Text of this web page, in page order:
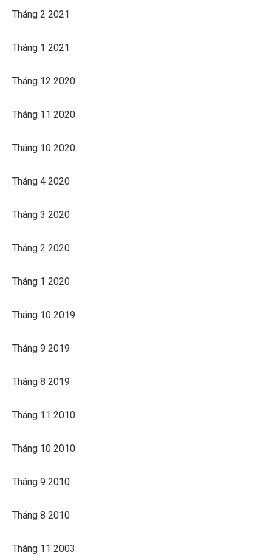
Tháng 2 2021
Tháng 1 2021
Tháng 12 2020
Tháng 11 2020
Tháng 10 2020
Tháng 4 2020
Tháng 3 2020
Tháng 2 2020
Tháng 1 2020
Tháng 10 2019
Tháng 9 2019
Tháng 8 2019
Tháng 11 2010
Tháng 10 2010
Tháng 9 2010
Tháng 8 2010
Tháng 11 2003